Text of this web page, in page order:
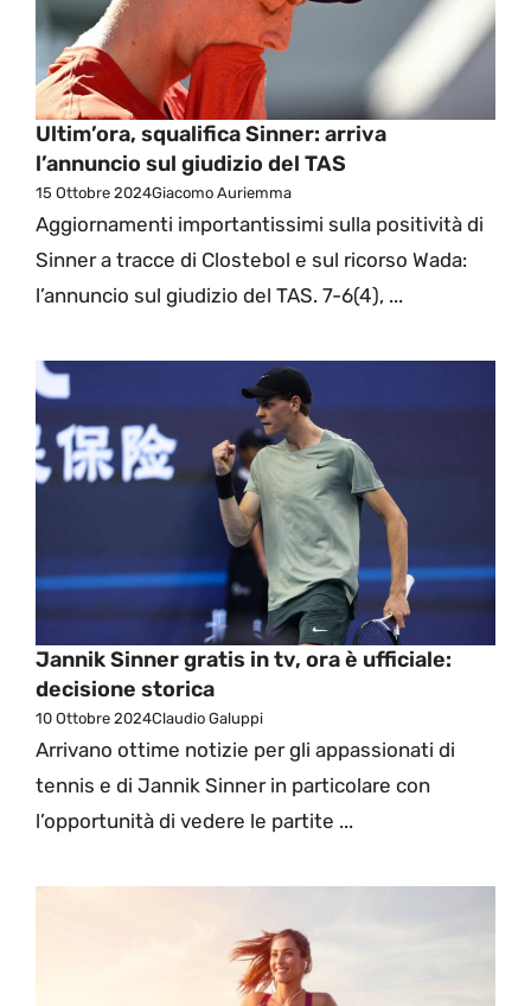
Ultim’ora, squalifica Sinner: arriva
l’annuncio sul giudizio del TAS
15 Ottobre 2024Giacomo Auriemma
Aggiornamenti importantissimi sulla positività di
Sinner a tracce di Clostebol e sul ricorso Wada:
l’annuncio sul giudizio del TAS. 7-6(4), ...
Jannik Sinner gratis in tv, ora è ufficiale:
decisione storica
10 Ottobre 2024Claudio Galuppi
Arrivano ottime notizie per gli appassionati di
tennis e di Jannik Sinner in particolare con
l’opportunità di vedere le partite ...